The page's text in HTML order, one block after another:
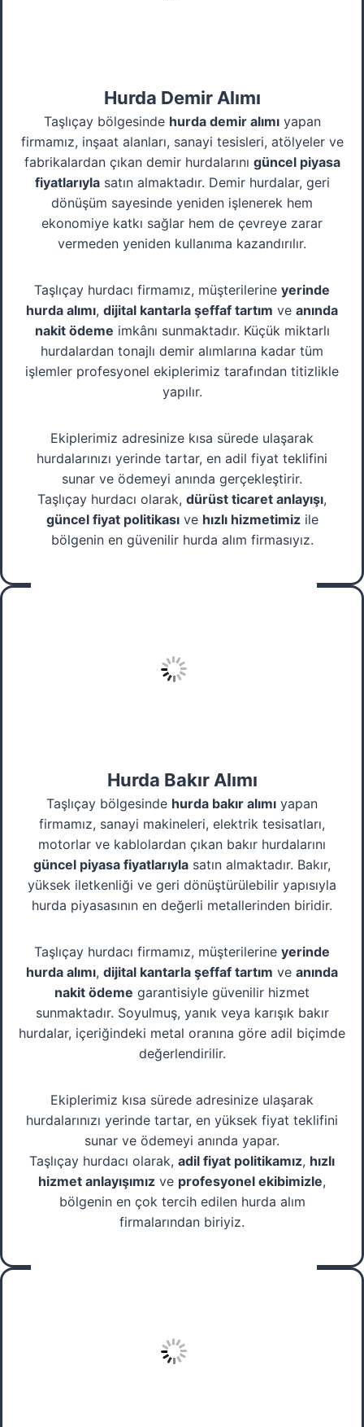
Hurda Demir Alımı
Taşlıçay bölgesinde hurda demir alımıyapan
firmamız, inşaat alanları, sanayi tesisleri, atölyeler ve
fabrikalardan çıkan demir hurdalarını güncel piyasa
fiyatlarıylasatın almaktadır. Demir hurdalar, geri
dönüşüm sayesinde yeniden işlenerek hem
ekonomiye katkı sağlar hem de çevreye zarar
vermeden yeniden kullanıma kazandırılır.
Taşlıçay hurdacı firmamız, müşterilerine yerinde
hurda alımı, dijital kantarla şeffaf tartım ve anında
nakit ödeme imkânı sunmaktadır. Küçük miktarlı
hurdalardan tonajlı demir alımlarına kadar tüm
işlemler profesyonel ekiplerimiz tarafından titizlikle
yapılır.
Ekiplerimiz adresinize kısa sürede ulaşarak
hurdalarınızı yerinde tartar, en adil fiyat teklifini
sunar ve ödemeyi anında gerçekleştirir.
Taşlıçay hurdacı olarak, dürüst ticaret anlayışı,
güncel fiyat politikasıve hızlı hizmetimizile
bölgenin en güvenilir hurda alım firmasıyız.
Hurda Bakır Alımı
Taşlıçay bölgesinde hurda bakır alımı yapan
firmamız, sanayi makineleri, elektrik tesisatları,
motorlar ve kablolardan çıkan bakır hurdalarını
güncel piyasa fiyatlarıyla satın almaktadır. Bakır,
yüksek iletkenliği ve geri dönüştürülebilir yapısıyla
hurda piyasasının en değerli metallerinden biridir.
Taşlıçay hurdacı firmamız, müşterilerine yerinde
hurda alımı, dijital kantarla şeffaf tartım ve anında
nakit ödeme garantisiyle güvenilir hizmet
sunmaktadır. Soyulmuş, yanık veya karışık bakır
hurdalar, içeriğindeki metal oranına göre adil biçimde
değerlendirilir.
Ekiplerimiz kısa sürede adresinize ulaşarak
hurdalarınızı yerinde tartar, en yüksek fiyat teklifini
sunar ve ödemeyi anında yapar.
Taşlıçay hurdacı olarak, adil fiyat politikamız, hızlı
hizmet anlayışımız ve profesyonel ekibimizle,
bölgenin en çok tercih edilen hurda alım
firmalarından biriyiz.